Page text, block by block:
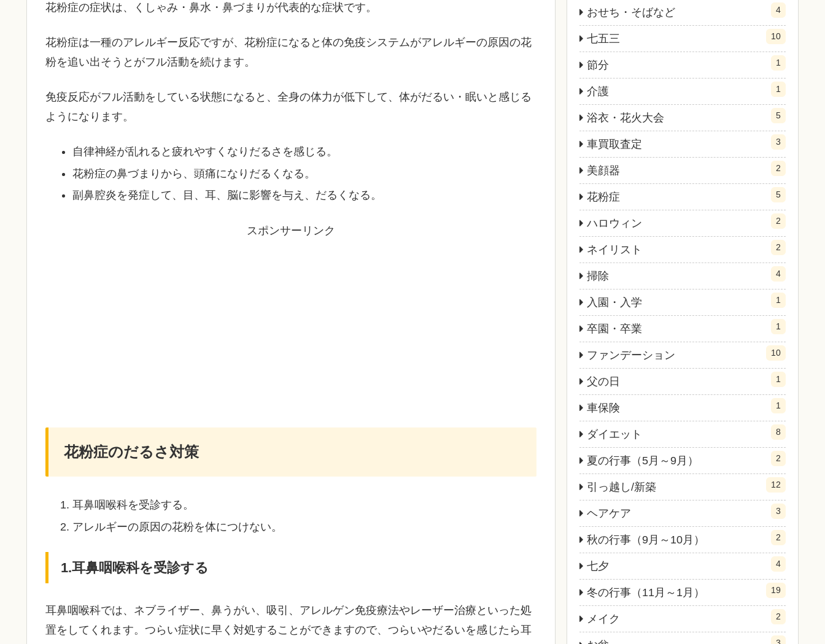
花粉症の症状は、くしゃみ・鼻水・鼻づまりが代表的な症状です。
花粉症は一種のアレルギー反応ですが、花粉症になると体の免疫システムがアレルギーの原因の花
粉を追い出そうとがフル活動を続けます。
免疫反応がフル活動をしている状態になると、全身の体力が低下して、体がだるい・眠いと感じる
ようになります。
自律神経が乱れると疲れやすくなりだるさを感じる。
花粉症の鼻づまりから、頭痛になりだるくなる。
副鼻腔炎を発症して、目、耳、脳に影響を与え、だるくなる。
スポンサーリンク
花粉症のだるさ対策
耳鼻咽喉科を受診する。
アレルギーの原因の花粉を体につけない。
1.耳鼻咽喉科を受診する
耳鼻咽喉科では、ネブライザー、鼻うがい、吸引、アレルゲン免疫療法やレーザー治療といった処
置をしてくれます。つらい症状に早く対処することができますので、つらいやだるいを感じたら耳
おせち・そばなど 4
七五三 10
節分 1
介護 1
浴衣・花火大会 5
車買取査定 3
美顔器 2
花粉症 5
ハロウィン 2
ネイリスト 2
掃除 4
入園・入学 1
卒園・卒業 1
ファンデーション 10
父の日 1
車保険 1
ダイエット 8
夏の行事（5月～9月） 2
引っ越し/新築 12
ヘアケア 3
秋の行事（9月～10月） 2
七夕 4
冬の行事（11月～1月） 19
メイク 2